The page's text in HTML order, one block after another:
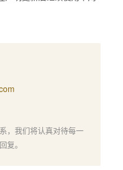
，我们将认真对待每一
复。